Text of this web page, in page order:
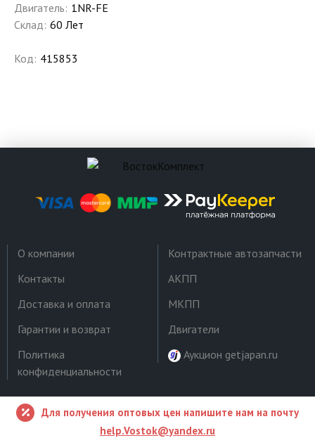
Двигатель: 1NR-FE
Склад: 60 Лет
Код: 415853
О компании
Контакты
Доставка и оплата
Гарантии и возврат
Политика
конфиденциальности
Контрактные автозапчасти
АКПП
МКПП
Двигатели
Аукцион getjapan.ru
Для получения оптовых цен напишите нам на почту
help.Vostok@yandex.ru